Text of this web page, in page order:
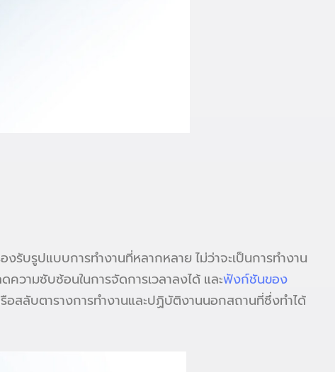
บรูปแบบการทำงานที่หลากหลาย ไม่ว่าจะเป็นการทำงาน
วามซับซ้อนในการจัดการเวลาลงได้ และฟังก์ชันของ
อสลับตารางการทำงานและปฏิบัติงานนอกสถานที่ซึ่งทำได้